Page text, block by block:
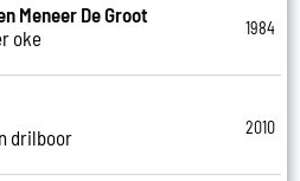
Meneer De Groot
oke
1984
drilboor
2010